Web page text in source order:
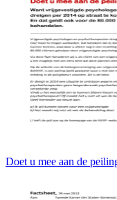
Doet u mee aan de